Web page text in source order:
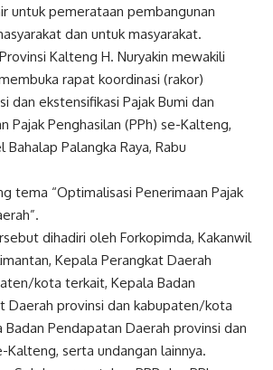
untuk pemerataan pembangunan
dan untuk masyarakat.
Kalteng H. Nuryakin mewakili
rapat koordinasi (rakor)
dan ekstensifikasi Pajak Bumi dan
Pajak Penghasilan (PPh) se-Kalteng,
Palangka Raya, Rabu
tema “Optimalisasi Penerimaan Pajak
dihadiri oleh Forkopimda, Kakanwil
Kepala Perangkat Daerah
kota terkait, Kepala Badan
Daerah provinsi dan kabupaten/kota
Pendapatan Daerah provinsi dan
serta undangan lainnya.